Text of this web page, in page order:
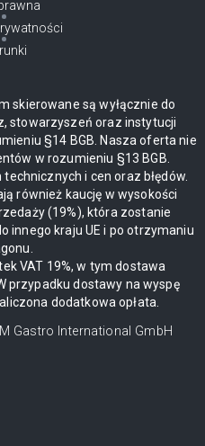
skierowane są wyłącznie do
stowarzyszeń oraz instytucji
§14 BGB. Nasza oferta nie
w rozumieniu §13 BGB.
i cen oraz błędów.
również kaucję w wysokości
(19%), która zostanie
innego kraju UE i po otrzymaniu
VAT 19%, w tym dostawa
przypadku dostawy na wyspę
dodatkowa opłata.
Gastro International GmbH